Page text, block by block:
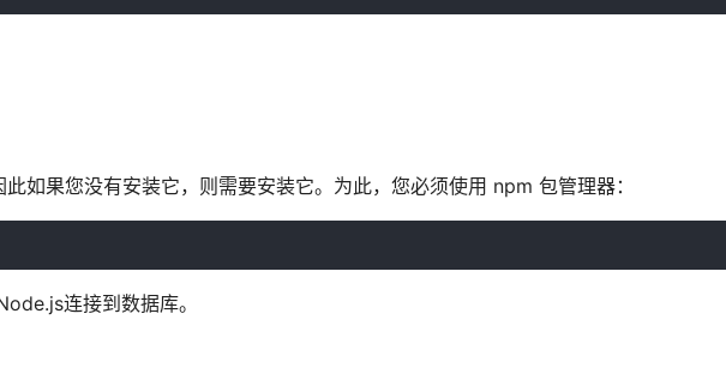
如果您没有安装它，则需要安装它。为此，您必须使用 npm 包管理器：
连接到数据库。